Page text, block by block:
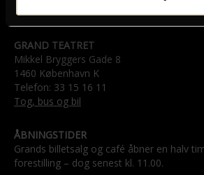
GRAND TEATRET
Mikkel Bryggers Gade 8
1460 København K
Telefon: 33 15 16 11
Tog, bus og bil
ÅBNINGSTIDER
Grands billetsalg og café åbner en halv
forestilling – dog senest kl. 11.00.